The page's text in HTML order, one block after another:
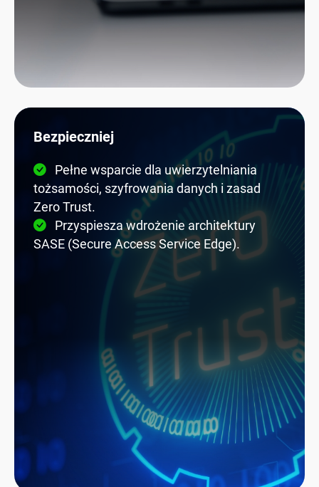
Bezpieczniej
Pełne wsparcie dla uwierzytelniania
tożsamości, szyfrowania danych i zasad
Zero Trust.
Przyspiesza wdrożenie architektury
SASE (Secure Access Service Edge).